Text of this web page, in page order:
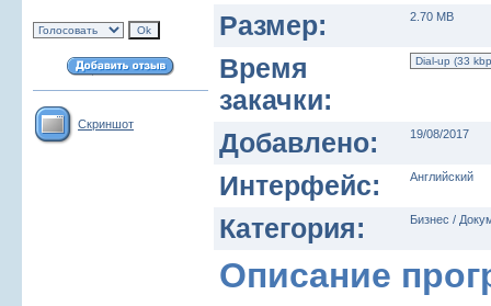
Скриншот
Размер: 2.70 MB
Время
закачки:
Добавлено:
19/08/2017
Интерфейс: Английский
Категория: Бизнес /
Описание